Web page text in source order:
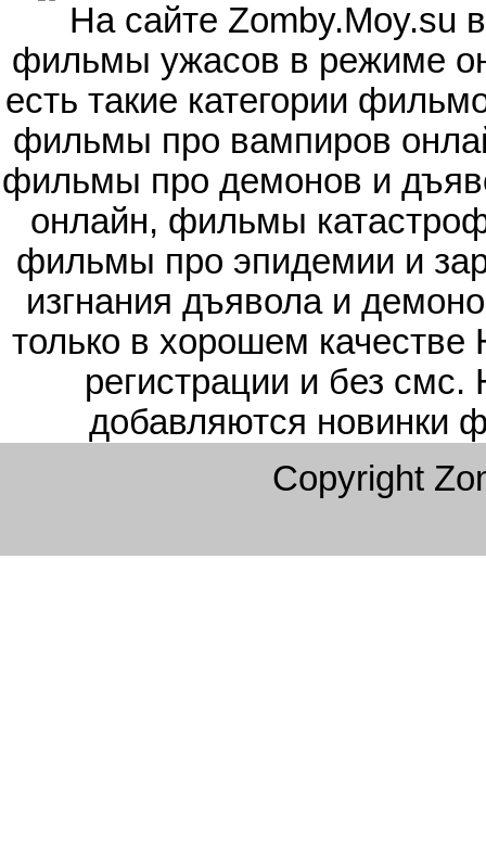
На сайте Zomby.Moy.su
фильмы ужасов в режиме
есть такие категории
фильмы про вампиров
фильмы про демонов и
онлайн, фильмы
фильмы про эпидемии и
изгнания дъявола и
только в хорошем качестве
регистрации и без
добавляются новинки
Copyright